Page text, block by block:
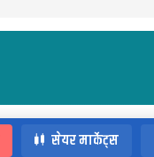
सेयर मार्केट्स